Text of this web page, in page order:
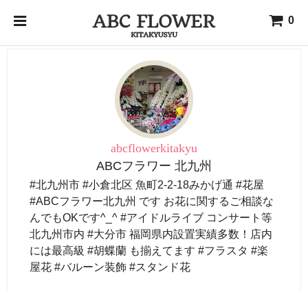
0
abcflowerkitakyu
ABCフラワー 北九州
#北九州市 #小倉北区 魚町2-2-18みかげ通 #花屋
#ABCフラワー北九州 です お花に関するご相談な
んでもOKです^_^ #アイドルライブ コンサート等
北九州市内 #大分市 福岡県内設置実績多数！店内
には最高級 #胡蝶蘭 も揃えてます #フラスタ #楽
屋花 #バルーン装飾 #スタンド花